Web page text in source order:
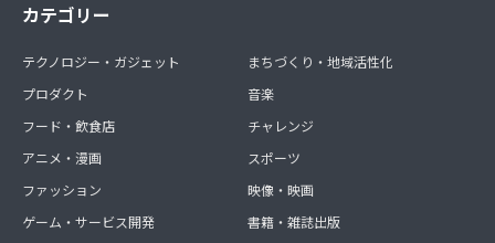
カテゴリー
テクノロジー・ガジェット
プロダクト
フード・飲食店
アニメ・漫画
ファッション
ゲーム・サービス開発
まちづくり・地域活性化
音楽
チャレンジ
スポーツ
映像・映画
書籍・雑誌出版